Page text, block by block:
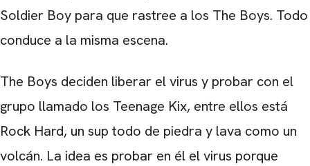
Soldier Boy para que rastree a los The Boys. Todo
conduce a la misma escena.
The Boys deciden liberar el virus y probar con el
grupo llamado los Teenage Kix, entre ellos está
Rock Hard, un sup todo de piedra y lava como un
volcán. La idea es probar en él el virus porque